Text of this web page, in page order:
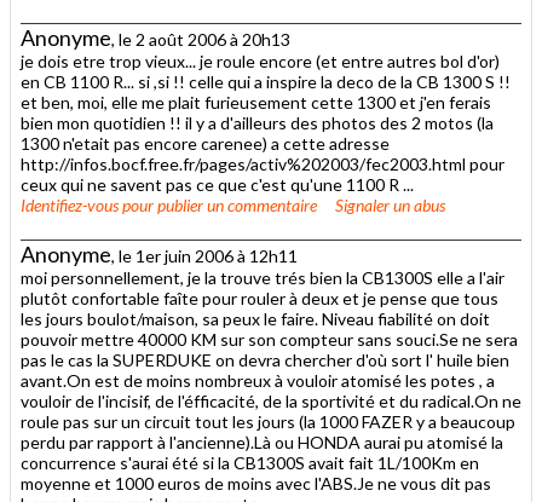
Anonyme, le 2 août 2006 à 20h13
je dois etre trop vieux... je roule encore (et entre autres bol d'or)
en CB 1100 R... si ,si !! celle qui a inspire la deco de la CB 1300 S !!
et ben, moi, elle me plait furieusement cette 1300 et j'en ferais
bien mon quotidien !! il y a d'ailleurs des photos des 2 motos (la
1300 n'etait pas encore carenee) a cette adresse
http://infos.bocf.free.fr/pages/activ%202003/fec2003.html pour
ceux qui ne savent pas ce que c'est qu'une 1100 R ...
Identifiez-vouspour publier un commentaire Signaler un abus
Anonyme, le 1er juin 2006 à 12h11
moi personnellement, je la trouve trés bien la CB1300S elle a l'air
plutôt confortable faîte pour rouler à deux et je pense que tous
les jours boulot/maison, sa peux le faire. Niveau fiabilité on doit
pouvoir mettre 40000 KM sur son compteur sans souci.Se ne sera
pas le cas la SUPERDUKE on devra chercher d'où sort l' huile bien
avant.On est de moins nombreux à vouloir atomisé les potes , a
vouloir de l'incisif, de l'éfficacité, de la sportivité et du radical.On ne
roule pas sur un circuit tout les jours (la 1000 FAZER y a beaucoup
perdu par rapport à l'ancienne).Là ou HONDA aurai pu atomisé la
concurrence s'aurai été si la CB1300S avait fait 1L/100Km en
moyenne et 1000 euros de moins avec l'ABS.Je ne vous dit pas